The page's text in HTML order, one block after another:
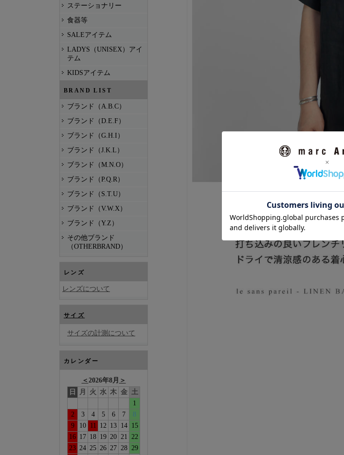
ステーショナリー
食器等
SALEアイテム
LADYS（UNISEX）アイ
テム
KIDSアイテム
BRAND LIST
ブランド（A.B.C）
ブランド（D.E.F）
ブランド（G.H.I）
ブランド（J.K.L）
ブランド（M.N.O）
ブランド（P.Q.R）
ブランド（S.T.U）
ブランド（V.W.X）
ブランド（Y.Z）
その他ブランド
（OTHERBRAND）
レンズ
レンズについて
サイズ
サイズの計測について
カレンダー
＜ 2026年8月 ＞
日
月 火 水 木 金 土
1
2
3 4 5 6 7
8
9
10 11 12 13 14
15
16 17 18 19 20 21 22
23 24 25 26 27 28 29